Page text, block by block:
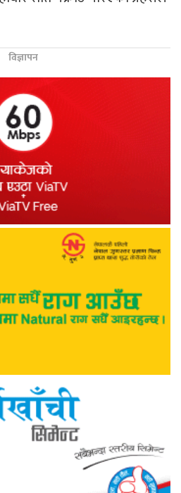
विज्ञापन